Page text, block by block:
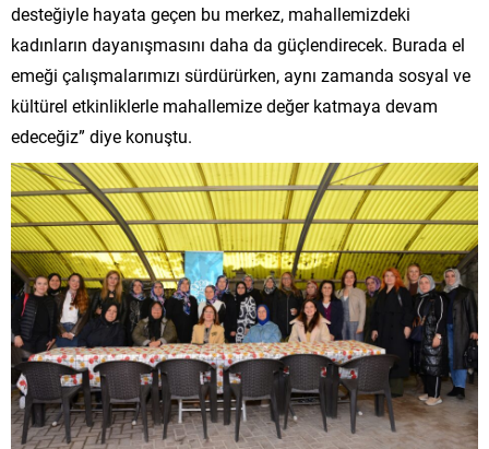
desteğiyle hayata geçen bu merkez, mahallemizdeki
kadınların dayanışmasını daha da güçlendirecek. Burada el
emeği çalışmalarımızı sürdürürken, aynı zamanda sosyal ve
kültürel etkinliklerle mahallemize değer katmaya devam
edeceğiz” diye konuştu.